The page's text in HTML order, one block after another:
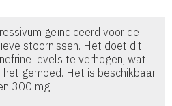
geïndiceerd voor de
stoornissen. Het doet dit
levels te verhogen, wat
gemoed. Het is beschikbaar
300 mg.